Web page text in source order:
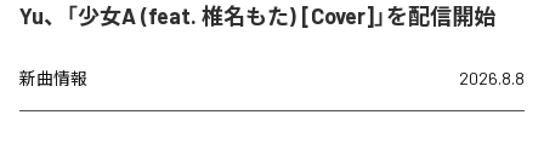
Yu、「少女A (feat. 椎名もた) [Cover]」を配信開始
新曲情報 2026.8.8